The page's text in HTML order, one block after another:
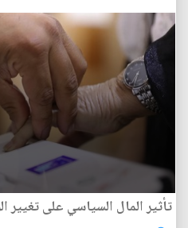
تأثير المال السياسي على تغيير